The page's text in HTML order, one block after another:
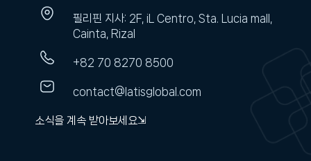
필리핀 지사: 2F, iL Centro, Sta. Lucia mall,
Cainta, Rizal
+82 70 8270 8500
contact@latisglobal.com
소식을 계속 받아보세요⇲